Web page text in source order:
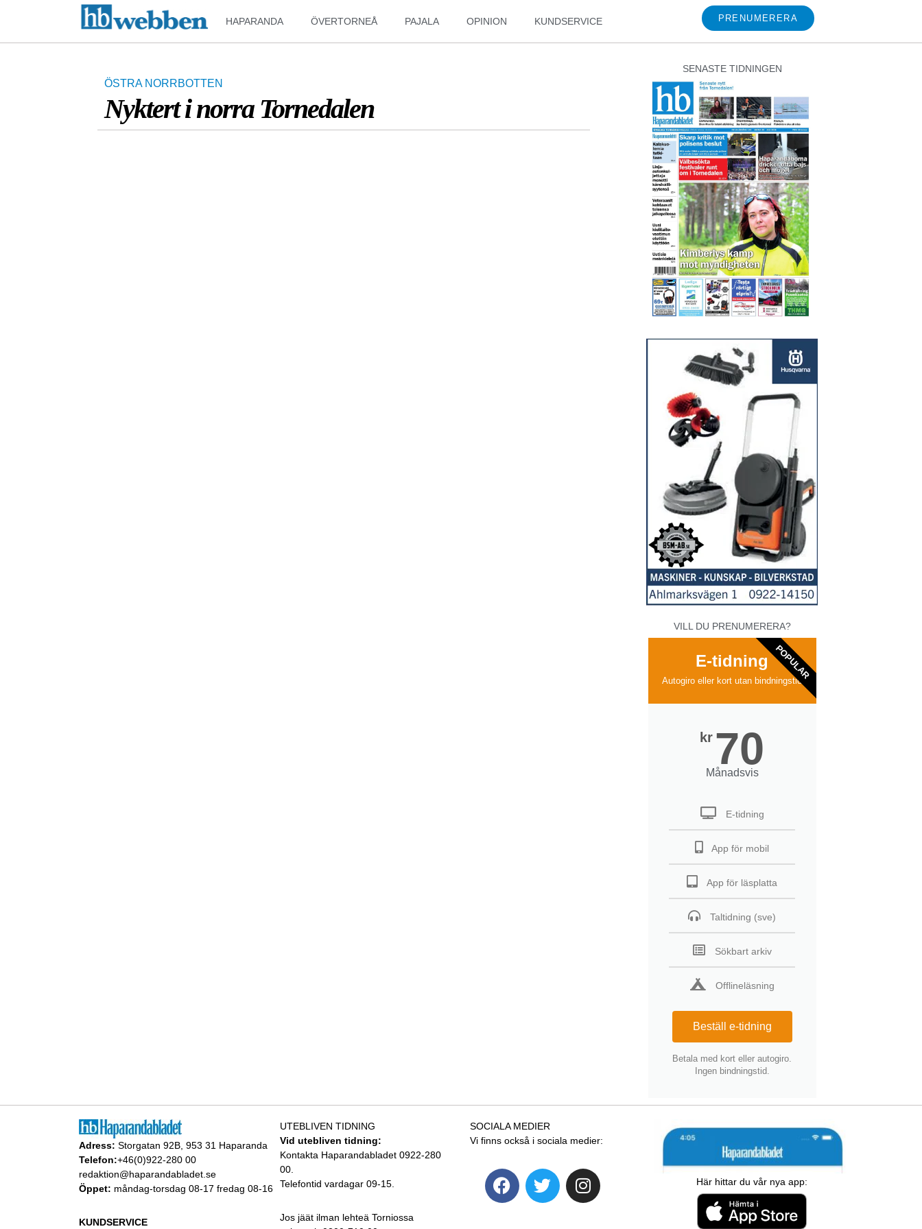
HAPARANDA ÖVERTORNEÅ PAJALA OPINION KUNDSERVICE PRENUMERERA
ÖSTRA NORRBOTTEN
Nyktert i norra Tornedalen
SENASTE TIDNINGEN
VILL DU PRENUMERERA?
E-tidning
Autogiro eller kort utan bindningstid
kr 70
Månadsvis
E-tidning
App för mobil
App för läsplatta
Taltidning (sve)
Sökbart arkiv
Offlineläsning
Beställ e-tidning
Betala med kort eller autogiro.
Ingen bindningstid.
POPULAR
Adress: Storgatan 92B, 953 31 Haparanda
Telefon:+46(0)922-280 00
redaktion@haparandabladet.se
Öppet: måndag-torsdag 08-17 fredag 08-16
KUNDSERVICE
UTEBLIVEN TIDNING
Vid utebliven tidning:
Kontakta Haparandabladet 0922-280
00.
Telefontid vardagar 09-15.
Jos jäät ilman lehteä Torniossa
SOCIALA MEDIER
Vi finns också i sociala medier:
Här hittar du vår nya app: